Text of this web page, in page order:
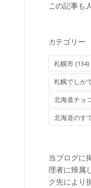
この記事も
カテゴリー
札幌市 (134)
札幌でしか
北海道チョ
北海道のす
当ブログに
理者に帰属
ク先により